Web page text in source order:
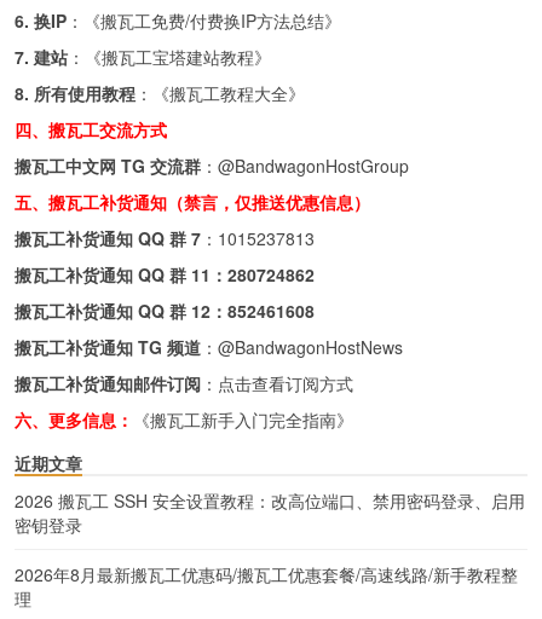
6. 换IP ：《搬瓦工免费/付费换IP方法总结》
7. 建站 ：《搬瓦工宝塔建站教程》
8. 所有使用教程 ：《搬瓦工教程大全》
四、搬瓦工交流方式
搬瓦工中文网 TG 交流群 ： @BandwagonHostGroup
五、搬瓦工补货通知（禁言，仅推送优惠信息）
搬瓦工补货通知 QQ 群 7 ： 1015237813
搬瓦工补货通知 QQ 群 11： 280724862
搬瓦工补货通知 QQ 群 12： 852461608
搬瓦工补货通知 TG 频道 ： @BandwagonHostNews
搬瓦工补货通知邮件订阅 ： 点击查看订阅方式
六、更多信息：
《搬瓦工新手入门完全指南》
近期文章
2026 搬瓦工 SSH 安全设置教程：改高位端口、禁用密码登录、启用
密钥登录
2026年8月最新搬瓦工优惠码/搬瓦工优惠套餐/高速线路/新手教程整
理